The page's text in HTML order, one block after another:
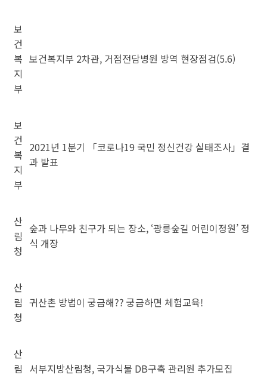
보
건
복
지
부
보건복지부 2차관, 거점전담병원 방역 현장점검(5.6)
보
건
복
지
부
2021년 1분기 「코로나19 국민 정신건강 실태조사」결
과 발표
산
림
청
숲과 나무와 친구가 되는 장소, ‘광릉숲길 어린이정원’ 정
식 개장
산
림
청
귀산촌 방법이 궁금해?? 궁금하면 체험교육!
산
림 서부지방산림청, 국가식물 DB구축 관리원 추가모집